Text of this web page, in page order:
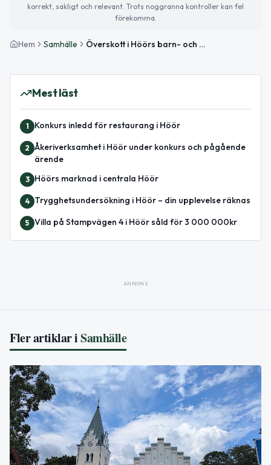
korrekt, sakligt och relevant. Trots noggranna kontroller kan fel
förekomma.
Hem Samhälle Överskott i Höörs barn- och utbildningsnämnd i april
Mest läst
1 Konkurs inledd för restaurang i Höör
2 Åkeriverksamhet i Höör under konkurs och pågående
ärende
3 Höörs marknad i centrala Höör
4 Trygghetsundersökning i Höör – din upplevelse räknas
5 Villa på Stampvägen 4 i Höör såld för 3 000 000kr
ANNONS
Fler artiklar iSamhälle